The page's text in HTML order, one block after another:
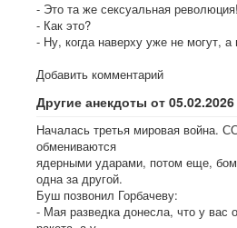
- Это та же сексуальная революция!
- Как это?
- Ну, когда наверху уже не могут, а
Добавить комментарий
Другие анекдоты от 05.02.2026
Началась третья мировая война.
обмениваются
ядерными ударами, потом еще,
одна за другой.
Буш позвонил Горбачеву:
- Мая разведка донесла, что у вас